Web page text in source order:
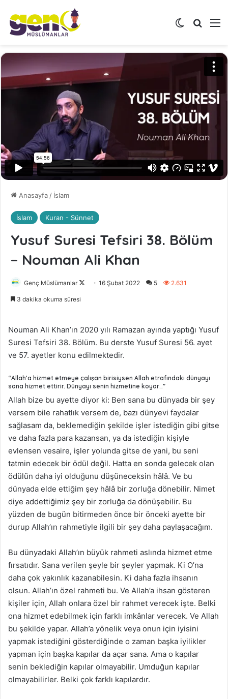
Dış
Anasayfa / İslam
İslam Kuran - Sünnet
Yusuf Suresi Tefsiri 38. Bölüm
– Nouman Ali Khan
Genç Müslümanlar
o
w
o
X
16 Şubat 2022 5 2.631
3 dakika okuma süresi
Nouman Ali Khan’ın 2020 yılı Ramazan ayında yaptığı Yusuf
Suresi Tefsiri 38. Bölüm. Bu derste Yusuf Suresi 56. ayet
ve 57. ayetler konu edilmektedir.
“Allah’a hizmet etmeye çalışan birisiysen Allah etrafındaki dünyayı
sana hizmet ettirir. Dünyayı senin hizmetine koyar…”
Allah bize bu ayette diyor ki: Ben sana bu dünyada bir şey
versem bile rahatlık versem de, bazı dünyevi faydalar
sağlasam da, beklemediğin şekilde işler istediğin gibi gitse
ve daha fazla para kazansan, ya da istediğin kişiyle
evlensen vesaire, işler yolunda gitse de yani, bu seni
tatmin edecek bir ödül değil. Hatta en sonda gelecek olan
ödülün daha iyi olduğunu düşüneceksin hâlâ. Ve bu
dünyada elde ettiğim şey hâlâ bir zorluğa dönebilir. Nimet
diye addettiğimiz şey bir zorluğa da dönüşebilir. Bu
yüzden de bugün bitirmeden önce bir önceki ayette bir
durup Allah’ın rahmetiyle ilgili bir şey daha paylaşacağım.
Bu dünyadaki Allah’ın büyük rahmeti aslında hizmet etme
fırsatıdır. Sana verilen şeyle bir şeyler yapmak. Ki O’na
daha çok yakınlık kazanabilesin. Ki daha fazla ihsanın
olsun. Allah’ın özel rahmeti bu. Ve Allah’a ihsan gösteren
kişiler için, Allah onlara özel bir rahmet verecek işte. Belki
ona hizmet edebilmek için farklı imkânlar verecek. Ve Allah
bu şekilde yapar. Allah’a yönelik veya onun için iyisini
yapmak istediğini gösterdiğinde o zaman başka iyilikler
yapman için başka kapılar da açar sana. Ama o kapılar
senin beklediğin kapılar olmayabilir. Umduğun kapılar
olmayabilirler. Belki çok farklı kapılardır.